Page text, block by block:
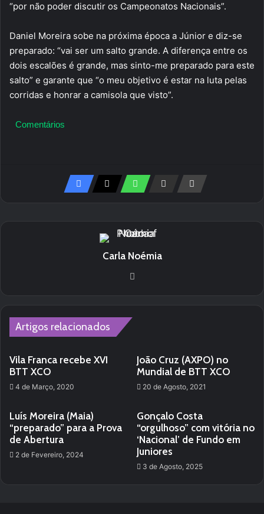
“por não poder discutir os Campeonatos Nacionais”.
Daniel Moreira sobe na próxima época a Júnior e diz-se
preparado: “vai ser um salto grande. A diferença entre os
dois escalões é grande, mas sinto-me preparado para este
salto” e garante que “o meu objetivo é estar na luta pelas
corridas e honrar a camisola que visto”.
Comentários
Carla Noémia
Artigos relacionados
Vila Franca recebe XVI
BTT XCO
4 de Março, 2020
João Cruz (AXPO) no
Mundial de BTT XCO
20 de Agosto, 2021
Luís Moreira (Maia)
“preparado” para a Prova
de Abertura
2 de Fevereiro, 2024
Gonçalo Costa
“orgulhoso” com vitória no
‘Nacional’ de Fundo em
Juniores
3 de Agosto, 2025